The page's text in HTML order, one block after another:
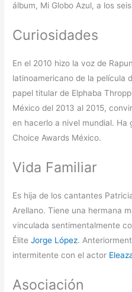
álbum, Mi Globo Azul, a los
Curiosidades
En el 2010 hizo la voz de
latinoamericano de la película
papel titular de Elphaba
México del 2013 al 2015,
en hacerlo a nivel mundial. Ha
Choice Awards México.
Vida Familiar
Es hija de los cantantes
Arellano. Tiene una hermana
vinculada sentimentalmente
ÉliteJorge López.
intermitente con el actor
Asociación